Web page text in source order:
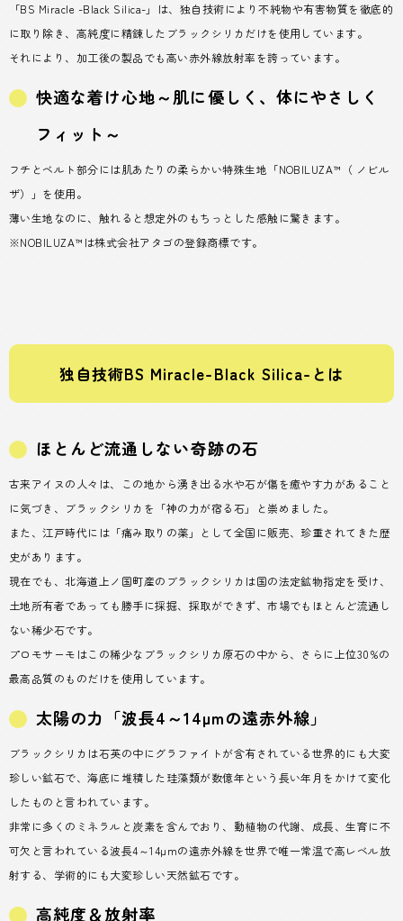
「BS Miracle -Black Silica-」は、独自技術により不純物や有害物質を徹底的
に取り除き、高純度に精錬したブラックシリカだけを使用しています。
それにより、加工後の製品でも高い赤外線放射率を誇っています。
快適な着け心地～肌に優しく、体にやさしく
フィット～
フチとベルト部分には肌あたりの柔らかい特殊生地「NOBILUZA™（ ノビル
ザ）」を使用。
薄い生地なのに、触れると想定外のもちっとした感触に驚きます。
※NOBILUZA™は株式会社アタゴの登録商標です。
独自技術BS Miracle-Black Silica-とは
ほとんど流通しない奇跡の石
古来アイヌの人々は、この地から湧き出る水や石が傷を癒やす力があること
に気づき、ブラックシリカを「神の力が宿る石」と崇めました。
また、江戸時代には「痛み取りの薬」として全国に販売、珍重されてきた歴
史があります。
現在でも、北海道上ノ国町産のブラックシリカは国の法定鉱物指定を受け、
土地所有者であっても勝手に採掘、採取ができず、市場でもほとんど流通し
ない稀少石です。
プロモサーモはこの稀少なブラックシリカ原石の中から、さらに上位30%の
最高品質のものだけを使用しています。
太陽の力「波長4～14μmの遠赤外線」
ブラックシリカは石英の中にグラファイトが含有されている世界的にも大変
珍しい鉱石で、海底に堆積した珪藻類が数億年という長い年月をかけて変化
したものと言われています。
非常に多くのミネラルと炭素を含んでおり、動植物の代謝、成長、生育に不
可欠と言われている波長4～14μmの遠赤外線を世界で唯一常温で高レベル放
射する、学術的にも大変珍しい天然鉱石です。
高純度＆放射率